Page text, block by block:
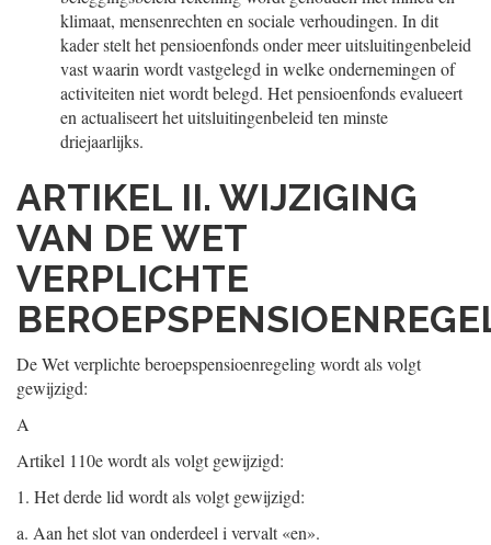
klimaat, mensenrechten en sociale verhoudingen. In dit
kader stelt het pensioenfonds onder meer uitsluitingenbeleid
vast waarin wordt vastgelegd in welke ondernemingen of
activiteiten niet wordt belegd. Het pensioenfonds evalueert
en actualiseert het uitsluitingenbeleid ten minste
driejaarlijks.
ARTIKEL II. WIJZIGING
VAN DE WET
VERPLICHTE
BEROEPS
De Wet verplichte beroepspensioenregeling wordt als volgt
gewijzigd:
A
Artikel 110e wordt als volgt gewijzigd:
1. Het derde lid wordt als volgt gewijzigd:
a. Aan het slot van onderdeel i vervalt «en».